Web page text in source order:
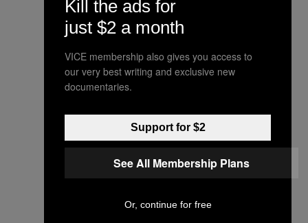
Los Pirañas, el power trío de
Colombia.
Gabriela Jimeno de Balancer.
Kill the ads for
just $2 a month
VICE membership also gives you access to
our very best writing and exclusive new
documentaries.
Support for $2
See All Membership Plans
Or, continue for free